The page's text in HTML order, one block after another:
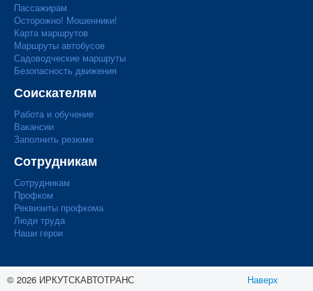
Пассажирам
Осторожно! Мошенники!
Карта маршрутов
Маршруты автобусов
Садоводческие маршруты
Безопасность движения
Соискателям
Работа и обучение
Вакансии
Заполнить резюме
Сотрудникам
Сотрудникам
Профком
Реквизиты профкома
Люди труда
Наши герои
Наверх
© 2026 ИРКУТСКАВТОТРАНС